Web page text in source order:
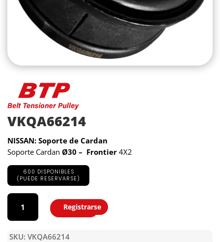
VKQA66214
NISSAN: Soporte de Cardan
Soporte Cardan Ø30 – Frontier 4X2
600 DISPONIBLES
(PUEDE RESERVARSE)
VKQA66214
cantidad
Agregar
Registrarse
SKU: VKQA66214